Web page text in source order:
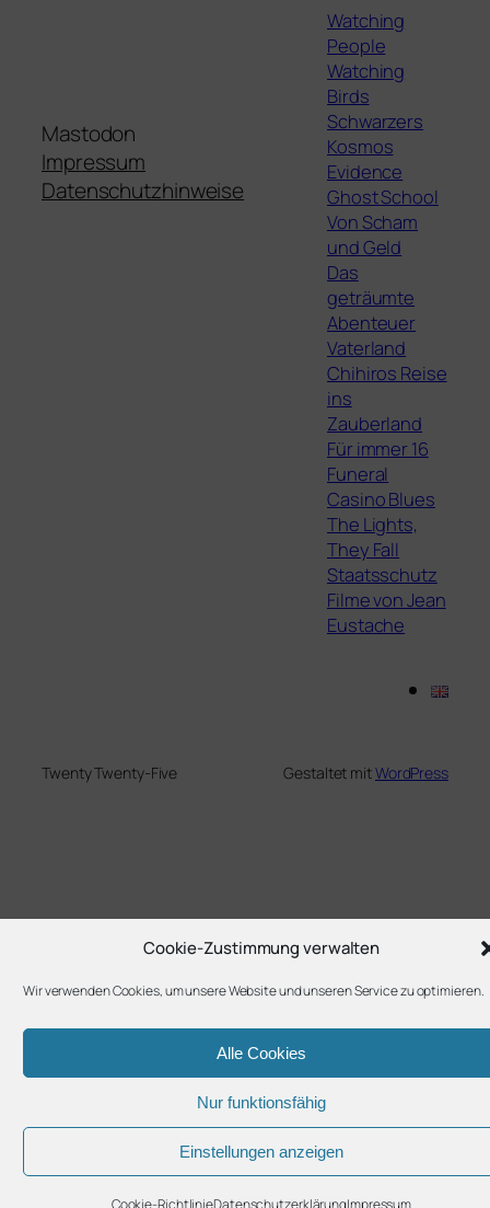
Cookie-Zustimmung verwalten
Wir verwenden Cookies, um unsere Website und unseren Service zu optimieren.
Alle Cookies
Nur funktionsfähig
Einstellungen anzeigen
Cookie-RichtlinieDatenschutzerklärungImpressum
Mastodon
Impressum
Datenschutzhinweise
Watching
People
Watching
Birds
Schwarzers
Kosmos
Evidence
Ghost School
Von Scham
und Geld
Das
geträumte
Abenteuer
Vaterland
Chihiros Reise
ins
Zauberland
Für immer 16
Funeral
Casino Blues
The Lights,
They Fall
Staatsschutz
Filme von Jean
Eustache
Twenty Twenty-Five Gestaltet mitWordPress